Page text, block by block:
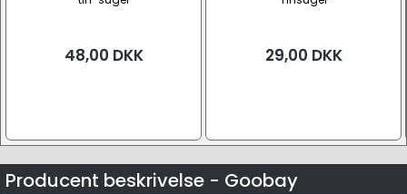
48,00 DKK 29,00 DKK
Producent beskrivelse - Goobay